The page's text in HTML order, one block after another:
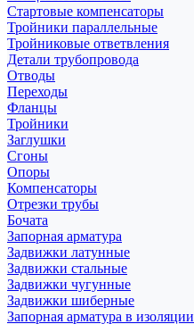
Стартовые компенсаторы
Тройники параллельные
Тройниковые ответвления
Детали трубопровода
Отводы
Переходы
Фланцы
Тройники
Заглушки
Сгоны
Опоры
Компенсаторы
Отрезки трубы
Бочата
Запорная арматура
Задвижки латунные
Задвижки стальные
Задвижки чугунные
Задвижки шиберные
Запорная арматура в изоляции